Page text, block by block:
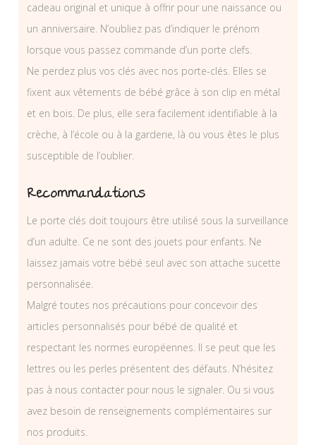
cadeau original et unique à offrir pour une naissance ou
un anniversaire. N’oubliez pas d’indiquer le prénom
lorsque vous passez commande d’un porte clefs.
Ne perdez plus vos clés avec nos porte-clés. Elles se
fixent aux vêtements de bébé grâce à son clip en métal
et en bois. De plus, elle sera facilement identifiable à la
crèche, à l’école ou à la garderie, là ou vous êtes le plus
susceptible de l’oublier.
Recommandations
Le porte clés doit toujours être utilisé sous la surveillance
d’un adulte. Ce ne sont des jouets pour enfants. Ne
laissez jamais votre bébé seul avec son attache sucette
personnalisée.
Malgré toutes nos précautions pour concevoir des
articles personnalisés pour bébé de qualité et
respectant les normes européennes. Il se peut que les
lettres ou les perles présentent des défauts. N’hésitez
pas à nous contacter pour nous le signaler. Ou si vous
avez besoin de renseignements complémentaires sur
nos produits.